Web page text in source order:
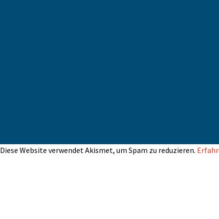
Diese Website verwendet Akismet, um Spam zu reduzieren.